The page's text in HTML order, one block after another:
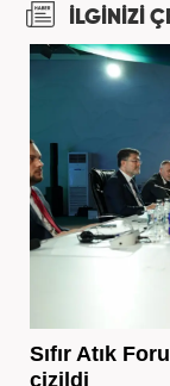
İLGİNİZİ
Sıfır Atık
çizildi